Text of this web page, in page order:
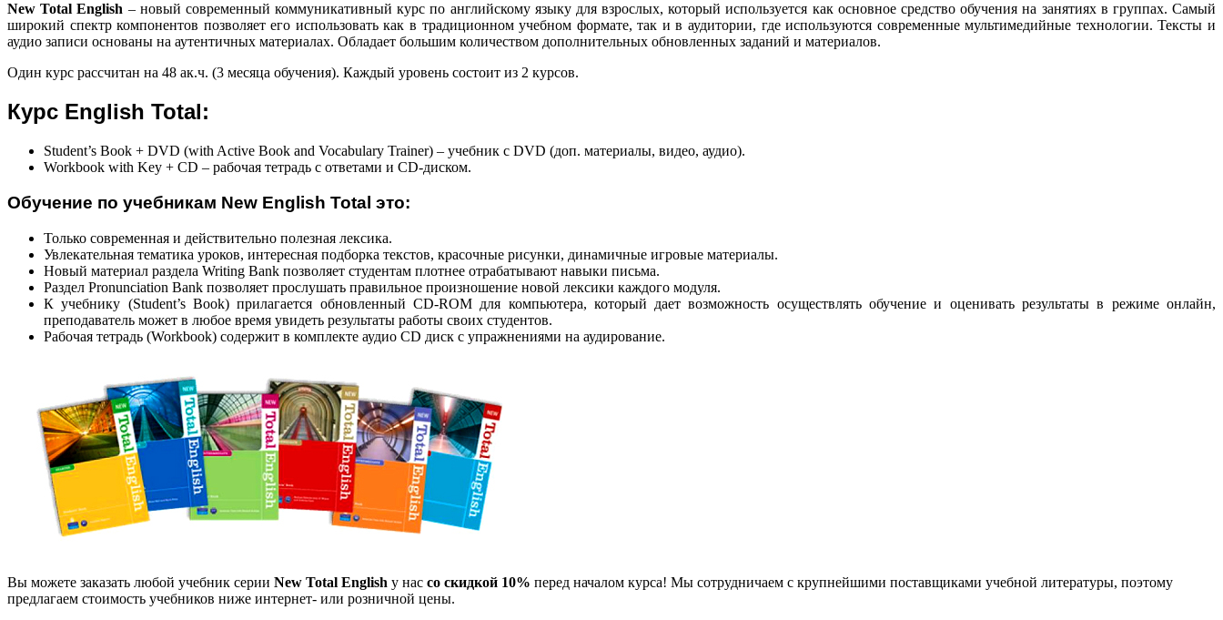
New Total English – новый современный коммуникативный курс по английскому языку для взрослых, который используется как основное средство обучения на занятиях в группах. Самый
широкий спектр компонентов позволяет его использовать как в традиционном учебном формате, так и в аудитории, где используются современные мультимедийные технологии. Тексты и
аудио записи основаны на аутентичных материалах. Обладает большим количеством дополнительных обновленных заданий и материалов.
Один курс рассчитан на 48 ак.ч. (3 месяца обучения). Каждый уровень состоит из 2 курсов.
Курс English Total:
Student’s Book + DVD (with Active Book and Vocabulary Trainer) – учебник с DVD (доп. материалы, видео, аудио).
Workbook with Key + CD – рабочая тетрадь с ответами и CD-диском.
Обучение по учебникам New English Total это:
Только современная и действительно полезная лексика.
Увлекательная тематика уроков, интересная подборка текстов, красочные рисунки, динамичные игровые материалы.
Новый материал раздела Writing Bank позволяет студентам плотнее отрабатывают навыки письма.
Раздел Pronunciation Bank позволяет прослушать правильное произношение новой лексики каждого модуля.
К учебнику (Student’s Book) прилагается обновленный CD-ROM для компьютера, который дает возможность осуществлять обучение и оценивать результаты в режиме онлайн,
преподаватель может в любое время увидеть результаты работы своих студентов.
Рабочая тетрадь (Workbook) содержит в комплекте аудио СD диск c упражнениями на аудирование.
Вы можете заказать любой учебник серии New Total English у нас со скидкой 10% перед началом курса! Мы сотрудничаем с крупнейшими поставщиками учебной литературы, поэтому
предлагаем стоимость учебников ниже интернет- или розничной цены.